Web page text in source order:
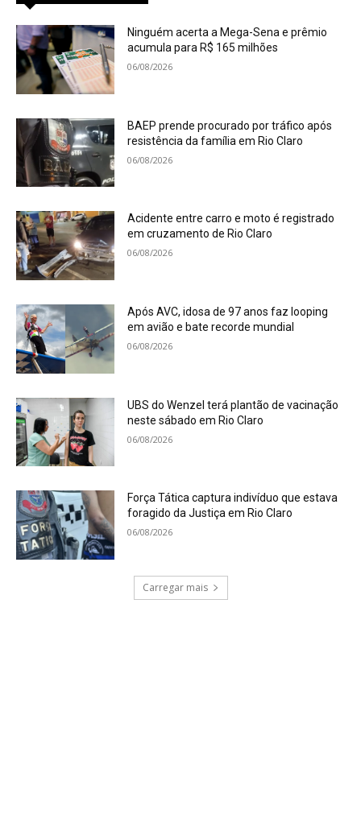
Ninguém acerta a Mega-Sena e prêmio
acumula para R$ 165 milhões
06/08/2026
BAEP prende procurado por tráfico após
resistência da família em Rio Claro
06/08/2026
Acidente entre carro e moto é registrado
em cruzamento de Rio Claro
06/08/2026
Após AVC, idosa de 97 anos faz looping
em avião e bate recorde mundial
06/08/2026
UBS do Wenzel terá plantão de vacinação
neste sábado em Rio Claro
06/08/2026
Força Tática captura indivíduo que estava
foragido da Justiça em Rio Claro
06/08/2026
Carregar mais